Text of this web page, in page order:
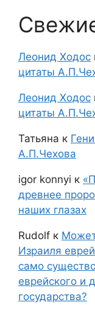
Леонид Ходос
цитаты
Леонид Ходос
цитаты
Татьяна к
А.П.Чехова
igor konnyi к
древнее
наших глазах
Rudolf к
Израиля
само
еврейского и
государства?